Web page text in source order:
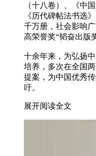
（十八卷）、《中
《历代碑帖法书选
千万册，社会影响
高荣誉奖“韬奋出版
十余年来，为弘扬
培养，多次在全国
提案，为中国优秀
吁。
展开阅读全文